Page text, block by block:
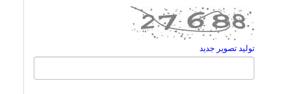
تولید تصویر جدید